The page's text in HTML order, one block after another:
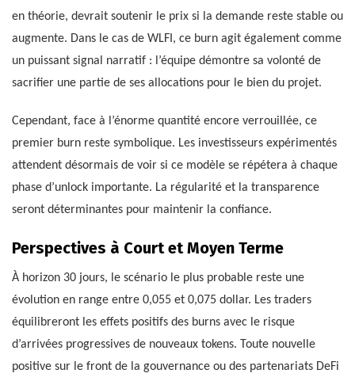
en théorie, devrait soutenir le prix si la demande reste stable ou
augmente. Dans le cas de WLFI, ce burn agit également comme
un puissant signal narratif : l’équipe démontre sa volonté de
sacrifier une partie de ses allocations pour le bien du projet.
Cependant, face à l’énorme quantité encore verrouillée, ce
premier burn reste symbolique. Les investisseurs expérimentés
attendent désormais de voir si ce modèle se répétera à chaque
phase d’unlock importante. La régularité et la transparence
seront déterminantes pour maintenir la confiance.
Perspectives à Court et Moyen Terme
À horizon 30 jours, le scénario le plus probable reste une
évolution en range entre 0,055 et 0,075 dollar. Les traders
équilibreront les effets positifs des burns avec le risque
d’arrivées progressives de nouveaux tokens. Toute nouvelle
positive sur le front de la gouvernance ou des partenariats DeFi